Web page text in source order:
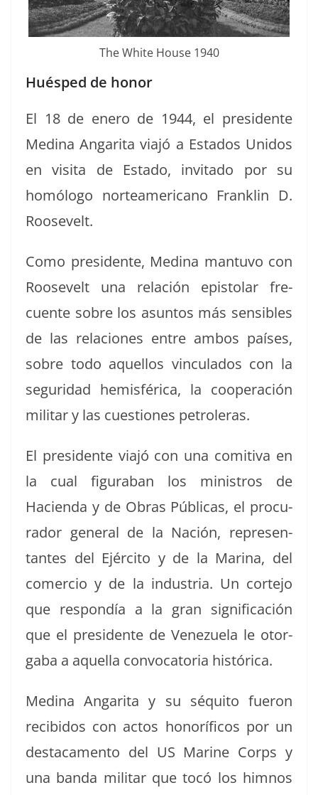
The White House 1940
Huésped de honor
El 18 de enero de 1944, el pres­i­dente
Med­i­na Angari­ta via­jó a Esta­dos Unidos
en visi­ta de Esta­do, invi­ta­do por su
homól­o­go norteam­er­i­cano Franklin D.
Roosevelt.
Como pres­i­dente, Med­i­na man­tu­vo con
Roo­sevelt una relación epis­to­lar fre­
cuente sobre los asun­tos más sen­si­bles
de las rela­ciones entre ambos país­es,
sobre todo aque­l­los vin­cu­la­dos con la
seguri­dad hem­is­féri­ca, la coop­eración
mil­i­tar y las cues­tiones petroleras.
El pres­i­dente via­jó con una comi­ti­va en
la cual fig­ura­ban los min­istros de
Hacien­da y de Obras Públi­cas, el procu­
rador gen­er­al de la Nación, rep­re­sen­
tantes del Ejérci­to y de la Mari­na, del
com­er­cio y de la indus­tria. Un corte­jo
que respondía a la gran sig­nifi­cación
que el pres­i­dente de Venezuela le otor­
ga­ba a aque­l­la con­vo­ca­to­ria histórica.
Med­i­na Angari­ta y su séquito fueron
recibidos con actos hon­orí­fi­cos por un
desta­ca­men­to del US Marine Corps y
una ban­da mil­i­tar que tocó los him­nos